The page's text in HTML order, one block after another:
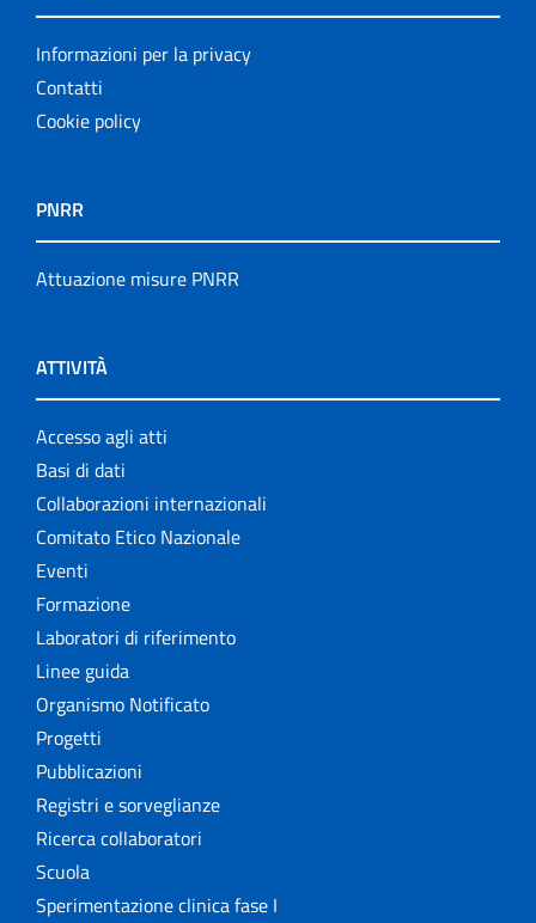
Informazioni per la privacy
Contatti
Cookie policy
PNRR
Attuazione misure PNRR
ATTIVITÀ
Accesso agli atti
Basi di dati
Collaborazioni internazionali
Comitato Etico Nazionale
Eventi
Formazione
Laboratori di riferimento
Linee guida
Organismo Notificato
Progetti
Pubblicazioni
Registri e sorveglianze
Ricerca collaboratori
Scuola
Sperimentazione clinica fase I